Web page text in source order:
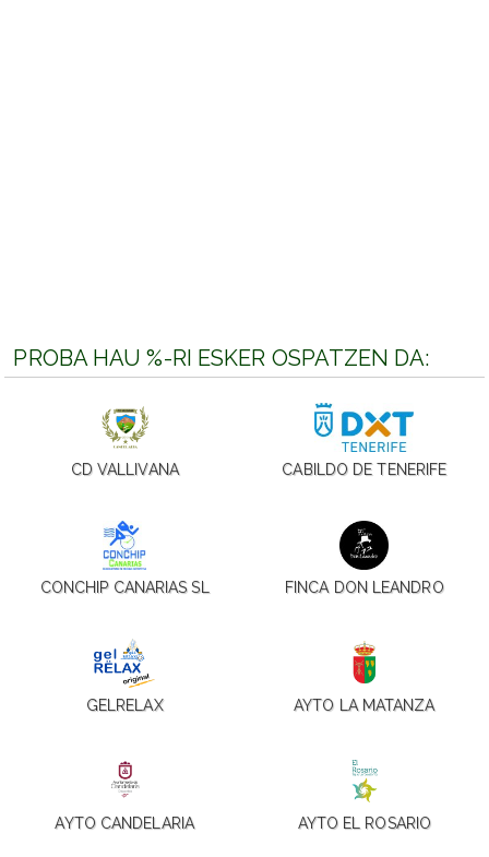
PROBA HAU %-RI ESKER OSPATZEN DA:
CD VALLIVANA CABILDO DE TENERIFE
CONCHIP CANARIAS SL FINCA DON LEANDRO
GELRELAX AYTO LA MATANZA
AYTO CANDELARIA AYTO EL ROSARIO